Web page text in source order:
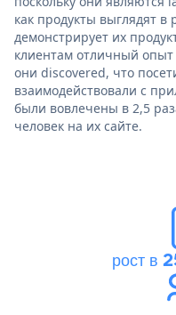
как продукты выглядят
демонстрирует их
клиентам отличный
они discovered, что
взаимодействовали с
были вовлечены в 2,5
человек на их сайте.
рост в